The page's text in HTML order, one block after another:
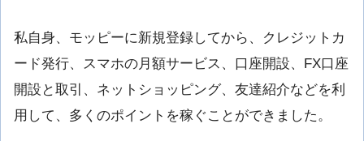
私自身、モッピーに新規登録してから、クレジットカ
ード発行、スマホの月額サービス、口座開設、FX口座
開設と取引、ネットショッピング、友達紹介などを利
用して、多くのポイントを稼ぐことができました。